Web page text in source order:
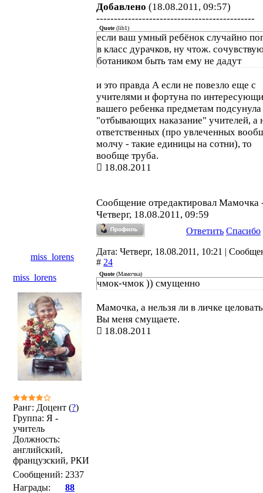
Добавлено (18.08.2011, 09:57)
---------------------------------------------
Quote(lib1)
если ваш умный ребёнок случайно
в класс дурачков, ну чтож.
ботаником быть там ему не дадут
и это правда А если не повезло еще с
учителями и фортуна по
вашего ребенка предметам подсунула
"отбывающих наказание" учителей, а
ответственных (про увлеченных
молчу - такие единицы на сотни), то
вообще труба.
18.08.2011
Сообщение отредактировал Мамочка
Четверг, 18.08.2011, 09:59
Ответить Спасибо
miss_lorens
Дата: Четверг, 18.08.2011, 10:21 |
# 24
miss_lorens
Ранг: Доцент (?)
Группа: Я -
учитель
Должность:
английский,
французский, РКИ
Сообщений: 2337
Награды:
88
Quote(Мамочка)
чмок-чмок )) смущенно
Мамочка, а нельзя ли в личке
Вы меня смущаете.
18.08.2011